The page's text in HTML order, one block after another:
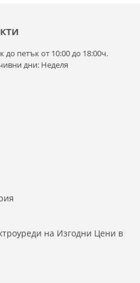
дълготрайна работа с
на гънки и
на прането допринасят за
Пералните с горно
за тези, които искат
време, място и ресурси.
петък от 10:00 до 18:00ч.
дни: Неделя
на Изгодни Цени в